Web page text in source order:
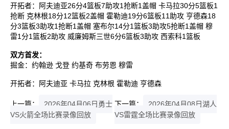
开拓者：阿夫迪亚26分4篮板7助攻1抢断1盖帽 卡马拉30分5篮板1
抢断 克林根18分12篮板2盖帽 霍勒迪19分6篮板11助攻 亨德森18
分3篮板3助攻1抢断1盖帽 塞布尔14分1篮板3助攻5抢断1盖帽 穆
雷1分1篮板2助攻 威廉姆斯三世6分6篮板3助攻 西索科1篮板
双方首发：
掘金：约翰逊 戈登 约基奇 布劳恩 穆雷
开拓者：阿夫迪亚 卡马拉 克林根 霍勒迪 亨德森
上一篇：
2026年04月06日勇士
VS火箭全场比赛录像回放
下一篇：
2026年04月08日湖人
VS雷霆全场比赛录像回放